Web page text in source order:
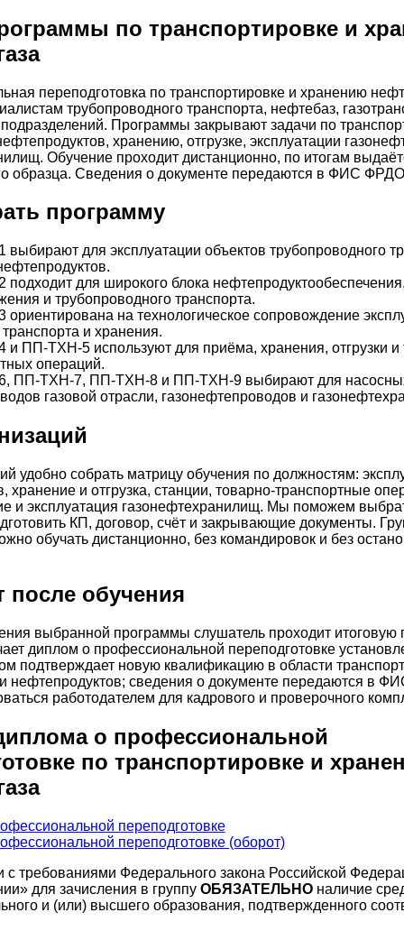
по транспортировке и
переподготовка по транспортировке и хранению
трубопроводного транспорта, нефтебаз,
подразделений. Программы закрывают задачи по
хранению, отгрузке, эксплуатации
Обучение проходит дистанционно, по итогам
образца. Сведения о документе передаются в ФИС
программу
для эксплуатации объектов трубопроводного
для широкого блока
и трубопроводного транспорта.
на технологическое сопровождение
и хранения.
ПП-ТХН-5 используют для приёма, хранения, отгрузки и
операций.
ПП-ТХН-7, ПП-ТХН-8 и ПП-ТХН-9 выбирают для
газовой отрасли, газонефтепроводов и
удобно собрать матрицу обучения по должностям:
хранение и отгрузка, станции, товарно-транспортные
и эксплуатация газонефтехранилищ. Мы поможем
КП, договор, счёт и закрывающие документы.
обучать дистанционно, без командировок и без
после обучения
выбранной программы слушатель проходит итоговую
диплом о профессиональной переподготовке
подтверждает новую квалификацию в области
нефтепродуктов; сведения о документе передаются в
работодателем для кадрового и проверочного
о профессиональной
по транспортировке и
с требованиями Федерального закона Российской
для зачисления в группу ОБЯЗАТЕЛЬНОналичие
и (или) высшего образования, подтвержденного